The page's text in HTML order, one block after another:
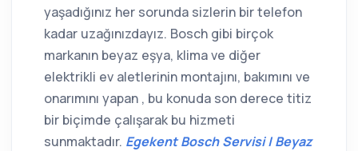
yaşadığınız her sorunda sizlerin bir telefon
kadar uzağınızdayız. Bosch gibi birçok
markanın beyaz eşya, klima ve diğer
elektrikli ev aletlerinin montajını, bakımını ve
onarımını yapan , bu konuda son derece titiz
bir biçimde çalışarak bu hizmeti
sunmaktadır. Egekent Bosch Servisi | Beyaz